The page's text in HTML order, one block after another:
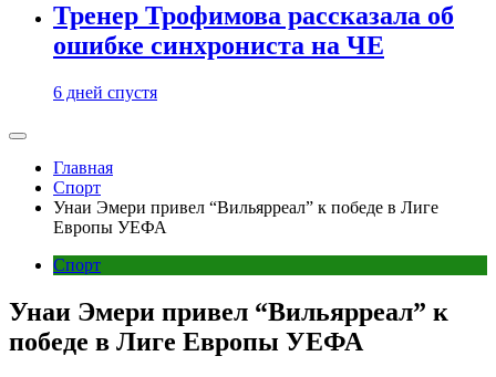
Тренер Трофимова рассказала об
ошибке синхрониста на ЧЕ
6 дней спустя
Главная
Спорт
Унаи Эмери привел “Вильярреал” к победе в Лиге
Европы УЕФА
Спорт
Унаи Эмери привел “Вильярреал” к
победе в Лиге Европы УЕФА